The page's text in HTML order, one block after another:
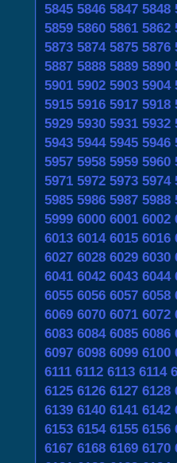
5845 5846 5847 5848
5859 5860 5861 5862
5873 5874 5875 5876
5887 5888 5889 5890
5901 5902 5903 5904
5915 5916 5917 5918
5929 5930 5931 5932
5943 5944 5945 5946
5957 5958 5959 5960
5971 5972 5973 5974
5985 5986 5987 5988
5999 6000 6001 6002
6013 6014 6015 6016
6027 6028 6029 6030
6041 6042 6043 6044
6055 6056 6057 6058
6069 6070 6071 6072
6083 6084 6085 6086
6097 6098 6099 6100
6111 6112 6113 6114
6125 6126 6127 6128
6139 6140 6141 6142
6153 6154 6155 6156
6167 6168 6169 6170